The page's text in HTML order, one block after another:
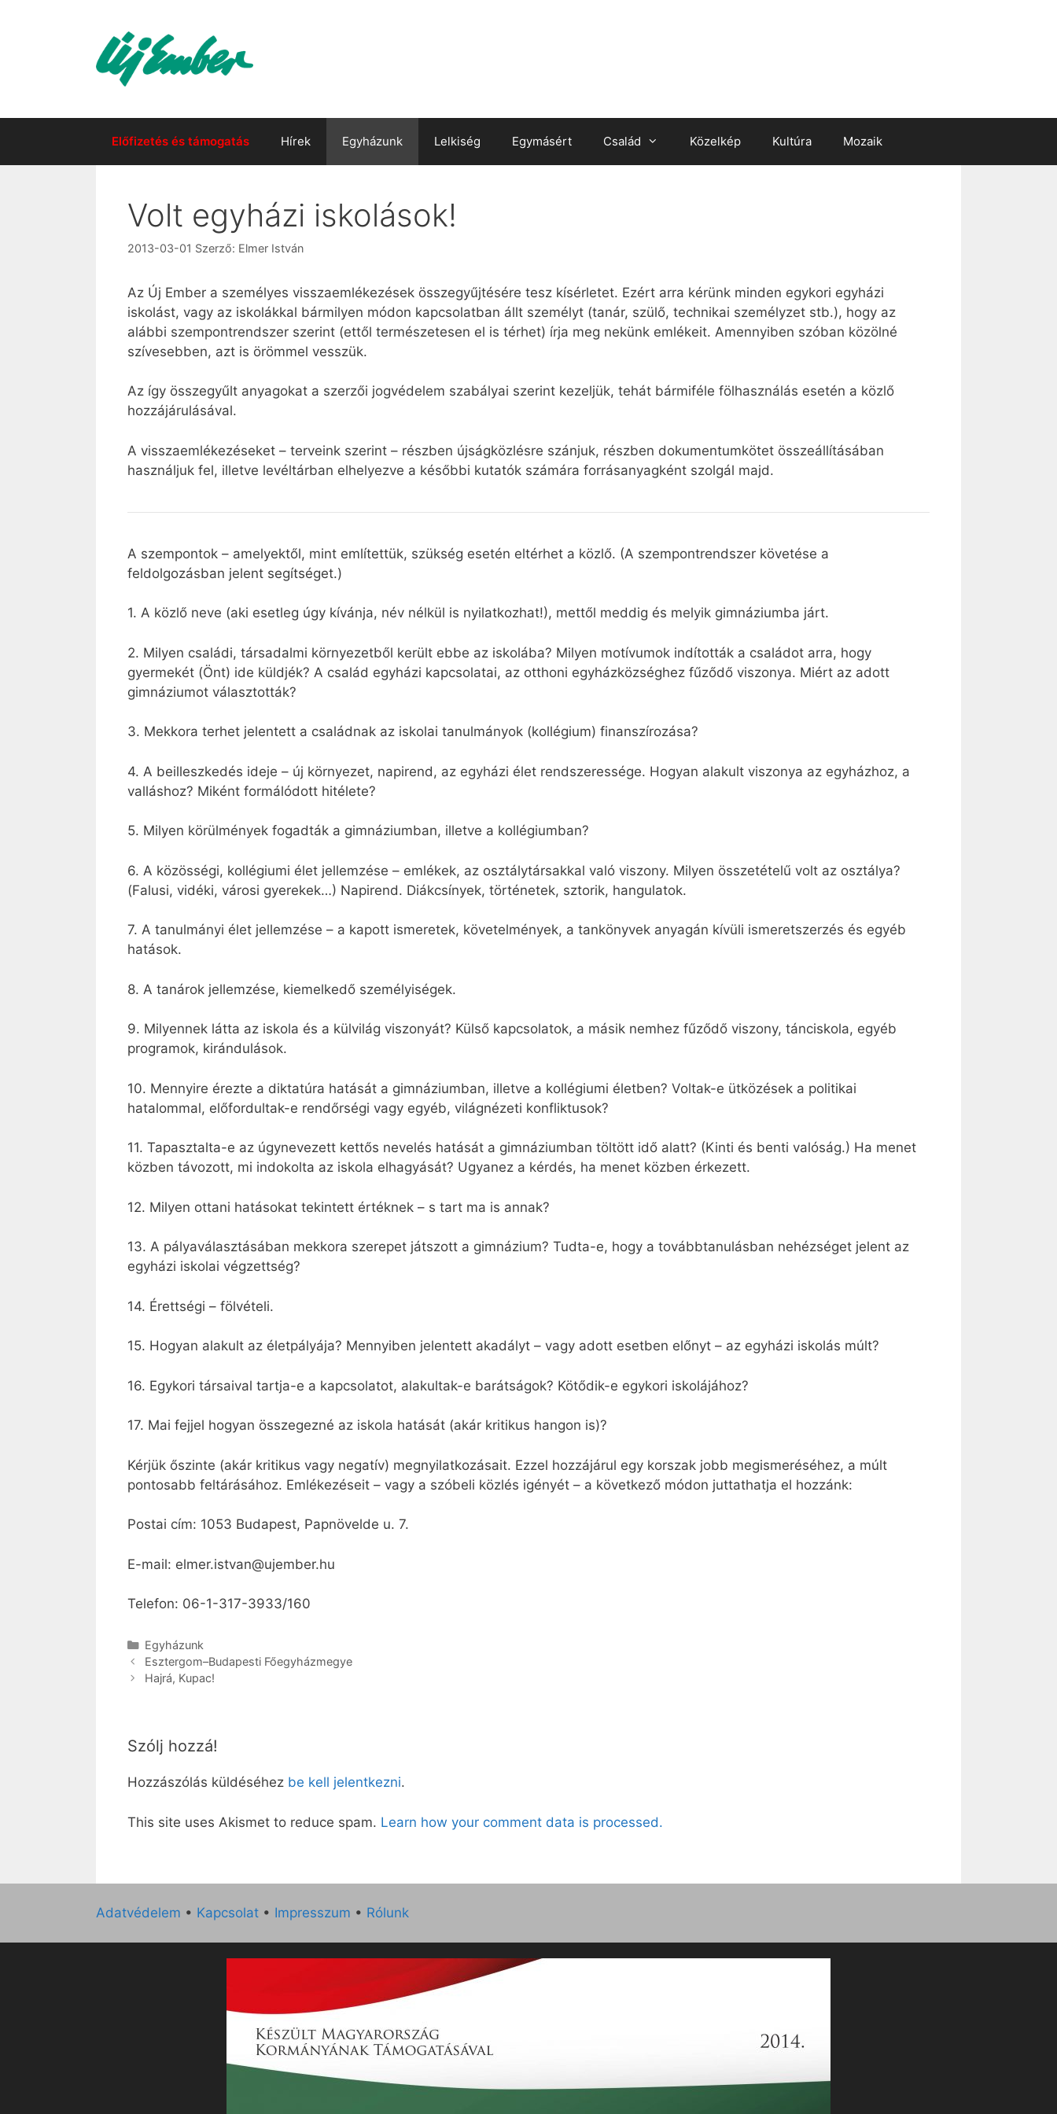
Előfizetés és támogatás Hírek Egyházunk Lelkiség Egymásért Család Közelkép Kultúra Mozaik
Volt egyházi iskolások!
2013-03-01 Szerző: Elmer István
Az Új Ember a személyes visszaemlékezések összegyűjtésére tesz kísérletet. Ezért arra kérünk minden egykori egyházi
iskolást, vagy az iskolákkal bármilyen módon kapcsolatban állt személyt (tanár, szülő, technikai személyzet stb.), hogy az
alábbi szempontrendszer szerint (ettől természetesen el is térhet) írja meg nekünk emlékeit. Amennyiben szóban közölné
szívesebben, azt is örömmel vesszük.
Az így összegyűlt anyagokat a szerzői jogvédelem szabályai szerint kezeljük, tehát bármiféle fölhasználás esetén a közlő
hozzájárulásával.
A visszaemlékezéseket – terveink szerint – részben újságközlésre szánjuk, részben dokumentumkötet összeállításában
használjuk fel, illetve levéltárban elhelyezve a későbbi kutatók számára forrásanyagként szolgál majd.
A szempontok – amelyektől, mint említettük, szükség esetén eltérhet a közlő. (A szempontrendszer követése a
feldolgozásban jelent segítséget.)
1. A közlő neve (aki esetleg úgy kívánja, név nélkül is nyilatkozhat!), mettől meddig és melyik gimnáziumba járt.
2. Milyen családi, társadalmi környezetből került ebbe az iskolába? Milyen motívumok indították a családot arra, hogy
gyermekét (Önt) ide küldjék? A család egyházi kapcsolatai, az otthoni egyházközséghez fűződő viszonya. Miért az adott
gimnáziumot választották?
3. Mekkora terhet jelentett a családnak az iskolai tanulmányok (kollégium) finanszírozása?
4. A beilleszkedés ideje – új környezet, napirend, az egyházi élet rendszeressége. Hogyan alakult viszonya az egyházhoz, a
valláshoz? Miként formálódott hitélete?
5. Milyen körülmények fogadták a gimnáziumban, illetve a kollégiumban?
6. A közösségi, kollégiumi élet jellemzése – emlékek, az osztálytársakkal való viszony. Milyen összetételű volt az osztálya?
(Falusi, vidéki, városi gyerekek…) Napirend. Diákcsínyek, történetek, sztorik, hangulatok.
7. A tanulmányi élet jellemzése – a kapott ismeretek, követelmények, a tankönyvek anyagán kívüli ismeretszerzés és egyéb
hatások.
8. A tanárok jellemzése, kiemelkedő személyiségek.
9. Milyennek látta az iskola és a külvilág viszonyát? Külső kapcsolatok, a másik nemhez fűződő viszony, tánciskola, egyéb
programok, kirándulások.
10. Mennyire érezte a diktatúra hatását a gimnáziumban, illetve a kollégiumi életben? Voltak-e ütközések a politikai
hatalommal, előfordultak-e rendőrségi vagy egyéb, világnézeti konfliktusok?
11. Tapasztalta-e az úgynevezett kettős nevelés hatását a gimnáziumban töltött idő alatt? (Kinti és benti valóság.) Ha menet
közben távozott, mi indokolta az iskola elhagyását? Ugyanez a kérdés, ha menet közben érkezett.
12. Milyen ottani hatásokat tekintett értéknek – s tart ma is annak?
13. A pályaválasztásában mekkora szerepet játszott a gimnázium? Tudta-e, hogy a továbbtanulásban nehézséget jelent az
egyházi iskolai végzettség?
14. Érettségi – fölvételi.
15. Hogyan alakult az életpályája? Mennyiben jelentett akadályt – vagy adott esetben előnyt – az egyházi iskolás múlt?
16. Egykori társaival tartja-e a kapcsolatot, alakultak-e barátságok? Kötődik-e egykori iskolájához?
17. Mai fejjel hogyan összegezné az iskola hatását (akár kritikus hangon is)?
Kérjük őszinte (akár kritikus vagy negatív) megnyilatkozásait. Ezzel hozzájárul egy korszak jobb megismeréséhez, a múlt
pontosabb feltárásához. Emlékezéseit – vagy a szóbeli közlés igényét – a következő módon juttathatja el hozzánk:
Postai cím: 1053 Budapest, Papnövelde u. 7.
E-mail: elmer.istvan@ujember.hu
Telefon: 06-1-317-3933/160
Kategória
Egyházunk
Esztergom–Budapesti Főegyházmegye
Hajrá, Kupac!
Szólj hozzá!
Hozzászólás küldéséhez be kell jelentkezni.
This site uses Akismet to reduce spam. Learn how your comment data is processed.
Adatvédelem • Kapcsolat • Impresszum • Rólunk